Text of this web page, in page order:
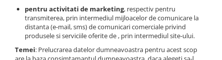
pentru activitati de marketing, respectiv pentru
transmiterea, prin intermediul mijloacelor de comunicare la
distanta (e-mail, sms) de comunicari comerciale privind
produsele si serviciile oferite de , prin intermediul site-ului.
Temei: Prelucrarea datelor dumneavoastra pentru acest scop